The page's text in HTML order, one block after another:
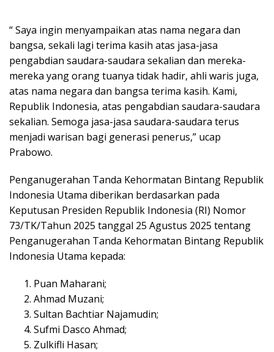
“ Saya ingin menyampaikan atas nama negara dan
bangsa, sekali lagi terima kasih atas jasa-jasa
pengabdian saudara-saudara sekalian dan mereka-
mereka yang orang tuanya tidak hadir, ahli waris juga,
atas nama negara dan bangsa terima kasih. Kami,
Republik Indonesia, atas pengabdian saudara-saudara
sekalian. Semoga jasa-jasa saudara-saudara terus
menjadi warisan bagi generasi penerus,” ucap
Prabowo.
Penganugerahan Tanda Kehormatan Bintang Republik
Indonesia Utama diberikan berdasarkan pada
Keputusan Presiden Republik Indonesia (RI) Nomor
73/TK/Tahun 2025 tanggal 25 Agustus 2025 tentang
Penganugerahan Tanda Kehormatan Bintang Republik
Indonesia Utama kepada:
Puan Maharani;
Ahmad Muzani;
Sultan Bachtiar Najamudin;
Sufmi Dasco Ahmad;
Zulkifli Hasan;